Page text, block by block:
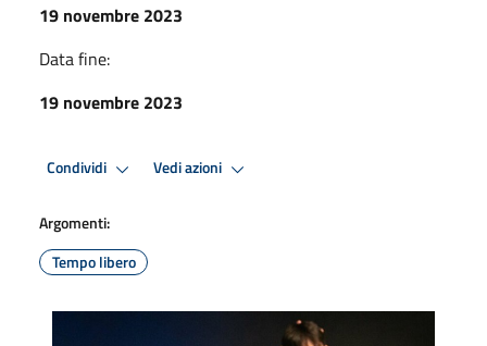
19 novembre 2023
Data fine:
19 novembre 2023
Condividi Vedi azioni
Argomenti:
Tempo libero